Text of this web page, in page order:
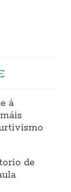
á
de